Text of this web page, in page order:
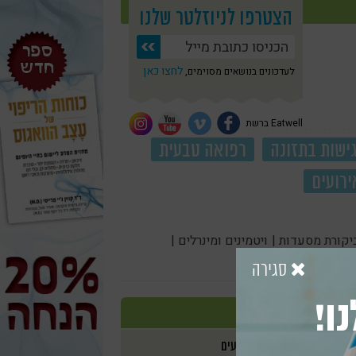
הצטרפו לניוזלטר שלנו
לעדכונים בנושאים מסוימים, לחצו כאן
Eatwell ברשת
גישות בתזונה
רפואה טבעית
מסעדות | ויטמינים ומינרלים |
אירועים
סגירה